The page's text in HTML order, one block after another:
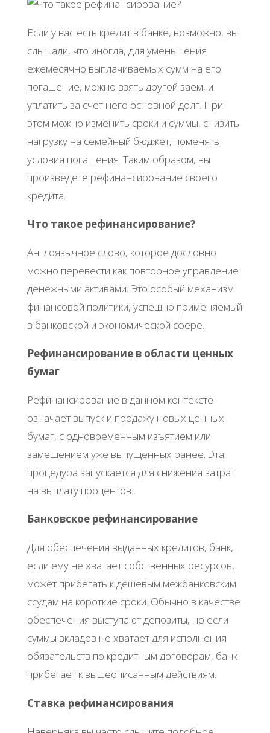
Если у вас есть кредит в банке, возможно, вы
слышали, что иногда, для уменьшения
ежемесячно выплачиваемых сумм на его
погашение, можно взять другой заем, и
уплатить за счет него основной долг. При
этом можно изменить сроки и суммы, снизить
нагрузку на семейный бюджет, поменять
условия погашения. Таким образом, вы
произведете рефинансирование своего
кредита.
Что такое рефинансирование?
Англоязычное слово, которое дословно
можно перевести как повторное управление
денежными активами. Это особый механизм
финансовой политики, успешно применяемый
в банковской и экономической сфере.
Рефинансирование в области ценных
бумаг
Рефинансирование в данном контексте
означает выпуск и продажу новых ценных
бумаг, с одновременным изъятием или
замещением уже выпущенных ранее. Эта
процедура запускается для снижения затрат
на выплату процентов.
Банковское рефинансирование
Для обеспечения выданных кредитов, банк,
если ему не хватает собственных ресурсов,
может прибегать к дешевым межбанковским
ссудам на короткие сроки. Обычно в качестве
обеспечения выступают депозиты, но если
суммы вкладов не хватает для исполнения
обязательств по кредитным договорам, банк
прибегает к вышеописанным действиям.
Ставка рефинансирования